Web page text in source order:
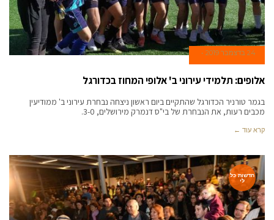
24 בדצמבר 2019
אלופים: תלמידי עירוני ב' אלופי המחוז בכדורגל
בגמר טורניר הכדורגל שהתקיים ביום ראשון ניצחה נבחרת עירוני ב' ממודיעין
מכבים רעות, את הנבחרת של בי"ס דנמרק מירושלים, 3-0.
קרא עוד ←
חדשות כל
לי